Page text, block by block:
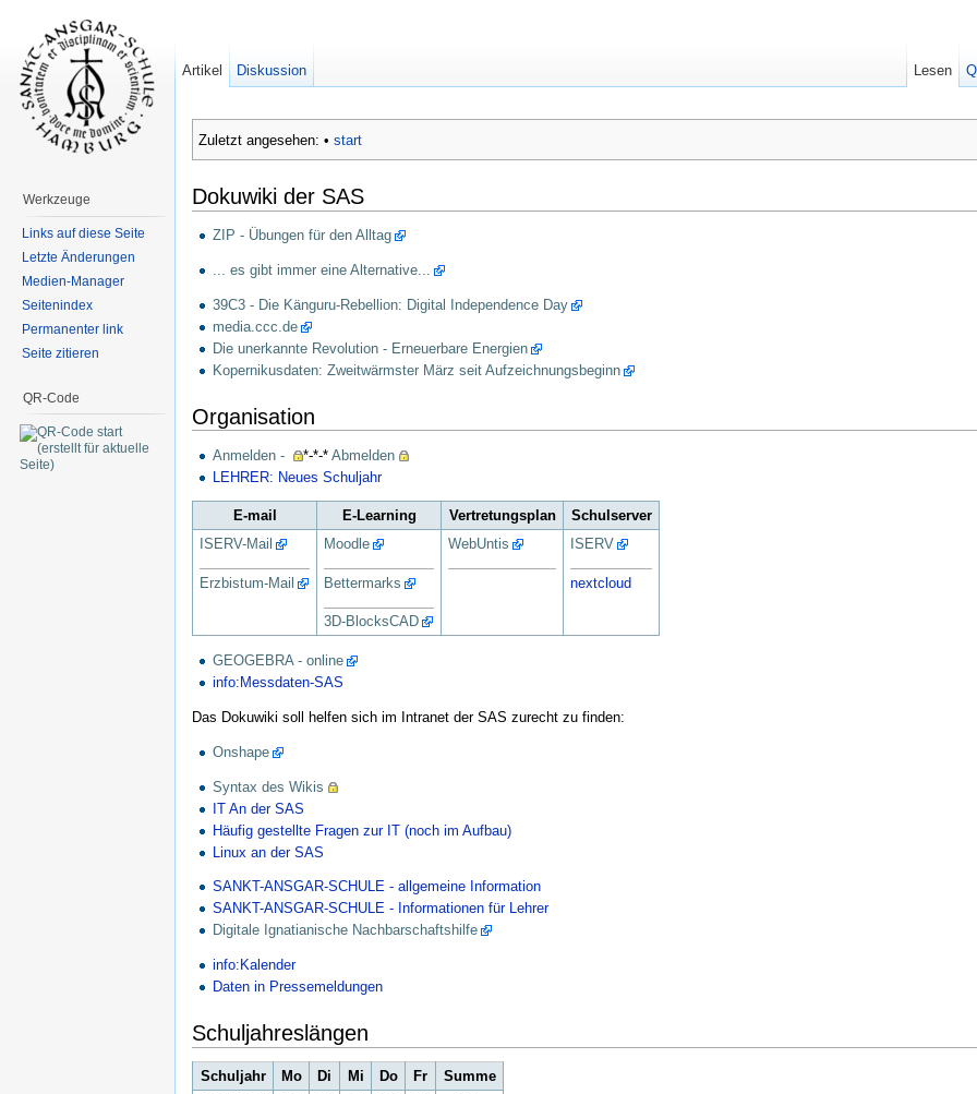
Zuletzt angesehen: • start
Dokuwiki der SAS
ZIP - Übungen für den Alltag
... es gibt immer eine Alternative...
39C3 - Die Känguru-Rebellion: Digital Independence Day
media.ccc.de
Die unerkannte Revolution - Erneuerbare Energien
Kopernikusdaten: Zweitwärmster März seit Aufzeichnungsbeginn
Organisation
Anmelden - *-*-*Abmelden
LEHRER: Neues Schuljahr
E-mail E-Learning Vertretungsplan
Schulserver
ISERV-Mail
Erzbistum-Mail
Moodle
Bettermarks
3D-BlocksCAD
WebUntis ISERV
nextcloud
GEOGEBRA - online
info:Messdaten-SAS
Das Dokuwiki soll helfen sich im Intranet der SAS zurecht zu finden:
Onshape
Syntax des Wikis
IT An der SAS
Häufig gestellte Fragen zur IT (noch im Aufbau)
Linux an der SAS
SANKT-ANSGAR-SCHULE - allgemeine Information
SANKT-ANSGAR-SCHULE - Informationen für Lehrer
Digitale Ignatianische Nachbarschaftshilfe
info:Kalender
Daten in Pressemeldungen
Schuljahreslängen
Schuljahr Mo Di Mi Do Fr
Summe
Artikel Diskussion Lesen
Werkzeuge
Links auf diese Seite
Letzte Änderungen
Medien-Manager
Seitenindex
Permanenter link
Seite zitieren
QR-Code